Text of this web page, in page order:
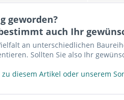
geworden?
auch Ihr
an unterschiedlichen
Sollten Sie also Ihr
zu diesem Artikel oder unserem